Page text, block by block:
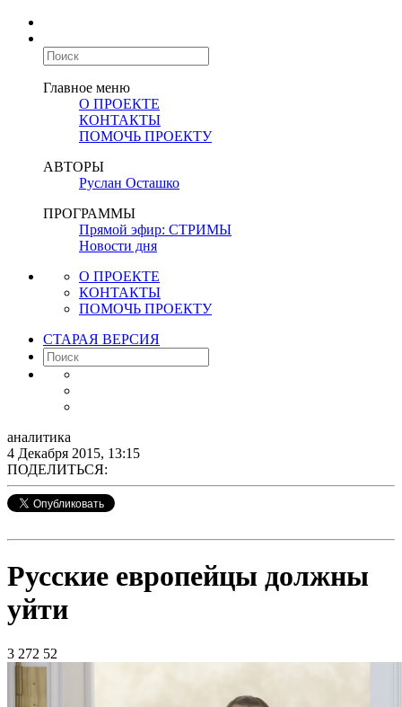
Главное меню
О ПРОЕКТЕ
КОНТАКТЫ
ПОМОЧЬ ПРОЕКТУ
АВТОРЫ
Руслан Осташко
ПРОГРАММЫ
Прямой эфир: СТРИМЫ
Новости дня
О ПРОЕКТЕ
КОНТАКТЫ
ПОМОЧЬ ПРОЕКТУ
СТАРАЯ ВЕРСИЯ
аналитика
4 Декабря 2015, 13:15
ПОДЕЛИТЬСЯ:
Русские европейцы должны
уйти
3 272 52